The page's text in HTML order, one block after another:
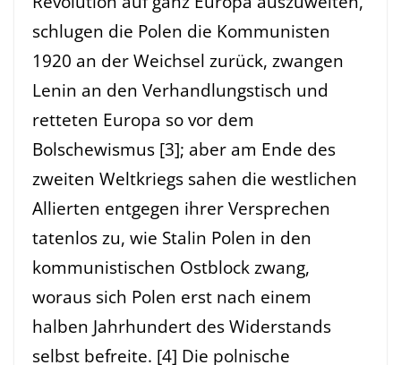
schlugen die Polen die Kommunisten
1920 an der Weichsel zurück, zwangen
Lenin an den Verhandlungstisch und
retteten Europa so vor dem
Bolschewismus [3]; aber am Ende des
zweiten Weltkriegs sahen die westlichen
Allierten entgegen ihrer Versprechen
tatenlos zu, wie Stalin Polen in den
kommunistischen Ostblock zwang,
woraus sich Polen erst nach einem
halben Jahrhundert des Widerstands
selbst befreite. [4] Die polnische